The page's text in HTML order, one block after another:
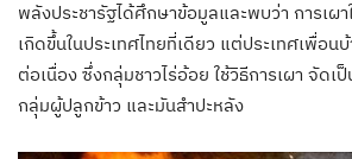
พลังประชารัฐได้ศึกษาข้อมูลและพบว่า การเผา
เกิดขึ้นในประเทศไทยที่เดียว แต่ประเทศเพื่อน
ต่อเนื่อง ซึ่งกลุ่มชาวไร่อ้อย ใช้วิธีการเผา จัดเ
กลุ่มผู้ปลูกข้าว และมันสำปะหลัง